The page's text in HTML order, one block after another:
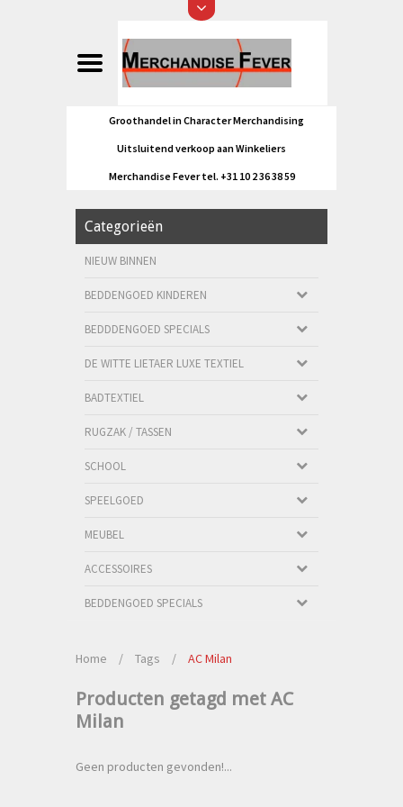
Groothandel in Character Merchandising
Uitsluitend verkoop aan Winkeliers
Merchandise Fever tel. +31 10 2 36 38 59
Categorieën
NIEUW BINNEN
BEDDENGOED KINDEREN
BEDDDENGOED SPECIALS
DE WITTE LIETAER LUXE TEXTIEL
BADTEXTIEL
RUGZAK / TASSEN
SCHOOL
SPEELGOED
MEUBEL
ACCESSOIRES
BEDDENGOED SPECIALS
Home / Tags / AC Milan
Producten getagd met AC
Milan
Geen producten gevonden!...